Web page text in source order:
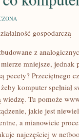
gospodarczą
z
mniejsze, jednak
pecety? Przeciętnego
komputer spełniał
Tu pomoże
jakie jest
a mianowicie
najczęściej w